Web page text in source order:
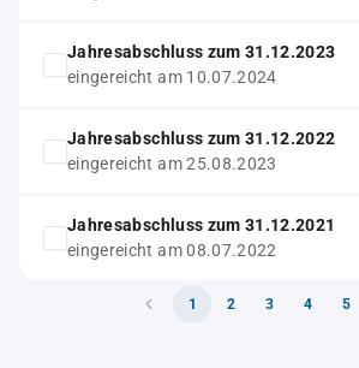
Jahresabschluss zum 31.12.2023
eingereicht am 10.07.2024
Jahresabschluss zum 31.12.2022
eingereicht am 25.08.2023
Jahresabschluss zum 31.12.2021
eingereicht am 08.07.2022
1 2 3 4 5